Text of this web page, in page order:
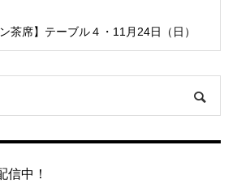
茶席】テーブル４・11月24日（日）
信中！